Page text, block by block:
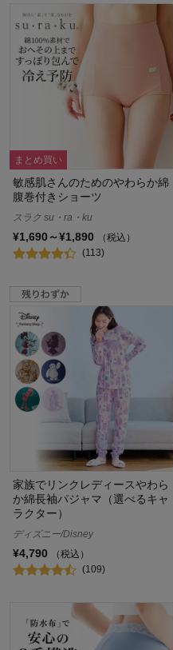
まとめ買い
敏感肌さんのためのやわらか綿
腹巻付きショーツ
スラク su・ra・ku
¥1,690～¥1,890
（税込）
(113)
家族でリンクレディースやわら
か綿長袖パジャマ（選べるキャ
ラクター）
ディズニー/Disney
¥4,790
（税込）
(109)